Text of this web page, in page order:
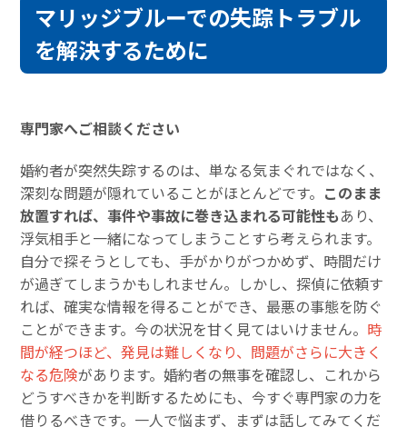
マリッジブルーでの失踪トラブル
を解決するために
専門家へご相談ください
婚約者が突然失踪するのは、単なる気まぐれではなく、
深刻な問題が隠れていることがほとんどです。 このまま
放置すれば、事件や事故に巻き込まれる可能性もあり、
浮気相手と一緒になってしまうことすら考えられます。
自分で探そうとしても、手がかりがつかめず、時間だけ
が過ぎてしまうかもしれません。しかし、探偵に依頼す
れば、確実な情報を得ることができ、最悪の事態を防ぐ
ことができます。今の状況を甘く見てはいけません。 時
間が経つほど、発見は難しくなり、問題がさらに大きく
なる危険があります。婚約者の無事を確認し、これから
どうすべきかを判断するためにも、今すぐ専門家の力を
借りるべきです。一人で悩まず、まずは話してみてくだ